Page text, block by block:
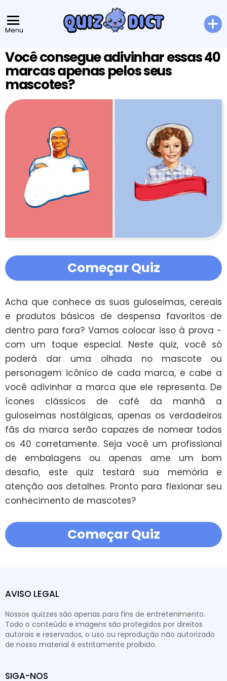
Menu
Você consegue adivinhar essas 40
marcas apenas pelos seus
mascotes?
Começar Quiz
Acha que conhece as suas guloseimas, cereais
e produtos básicos de despensa favoritos de
dentro para fora? Vamos colocar isso à prova -
com um toque especial. Neste quiz, você só
poderá dar uma olhada no mascote ou
personagem icônico de cada marca, e cabe a
você adivinhar a marca que ele representa. De
ícones clássicos de café da manhã a
guloseimas nostálgicas, apenas os verdadeiros
fãs da marca serão capazes de nomear todos
os 40 corretamente. Seja você um profissional
de embalagens ou apenas ame um bom
desafio, este quiz testará sua memória e
atenção aos detalhes. Pronto para flexionar seu
conhecimento de mascotes?
Começar Quiz
AVISO LEGAL
Nossos quizzes são apenas para fins de entretenimento.
Todo o conteúdo e imagens são protegidos por direitos
autorais e reservados, o uso ou reprodução não autorizado
de nosso material é estritamente proibido.
SIGA-NOS